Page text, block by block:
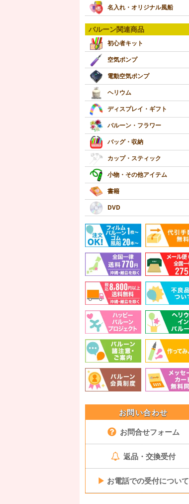
名入れ・オリジナル風船
バルーン関連商品
初心者キット
空気ポンプ
電動空気ポンプ
ヘリウム
ディスプレイ・ギフト
バルーン・フラワー
バッグ・収納
カップ・スティック
小物・その他アイテム
書籍
DVD
お問い合わせ
お問合せフォーム
返品・交換受付
▶ お電話での受付について